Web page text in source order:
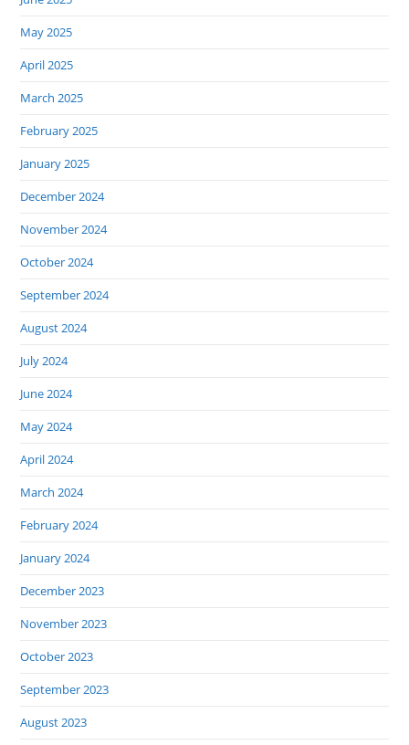
May 2025
April 2025
March 2025
February 2025
January 2025
December 2024
November 2024
October 2024
September 2024
August 2024
July 2024
June 2024
May 2024
April 2024
March 2024
February 2024
January 2024
December 2023
November 2023
October 2023
September 2023
August 2023